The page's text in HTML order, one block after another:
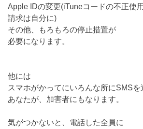
Apple IDの変更(iTuneコードの不正使
請求は自分に)
その他、もろもろの停止措置が
必要になります。
他には
スマホがかってにいろんな所にSMSを
あなたが、加害者にもなります。
気がつかないと、電話した全員に